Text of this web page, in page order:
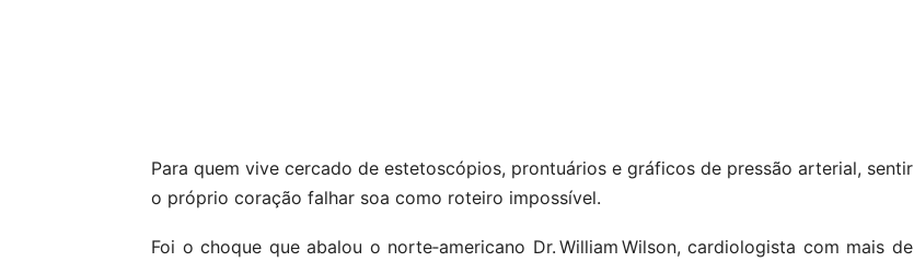
Para quem vive cercado de estetoscópios, prontuários e gráficos de pressão arterial, sentir
o próprio coração falhar soa como roteiro impossível.
Foi o choque que abalou o norte‑americano Dr. William Wilson, cardiologista com mais de